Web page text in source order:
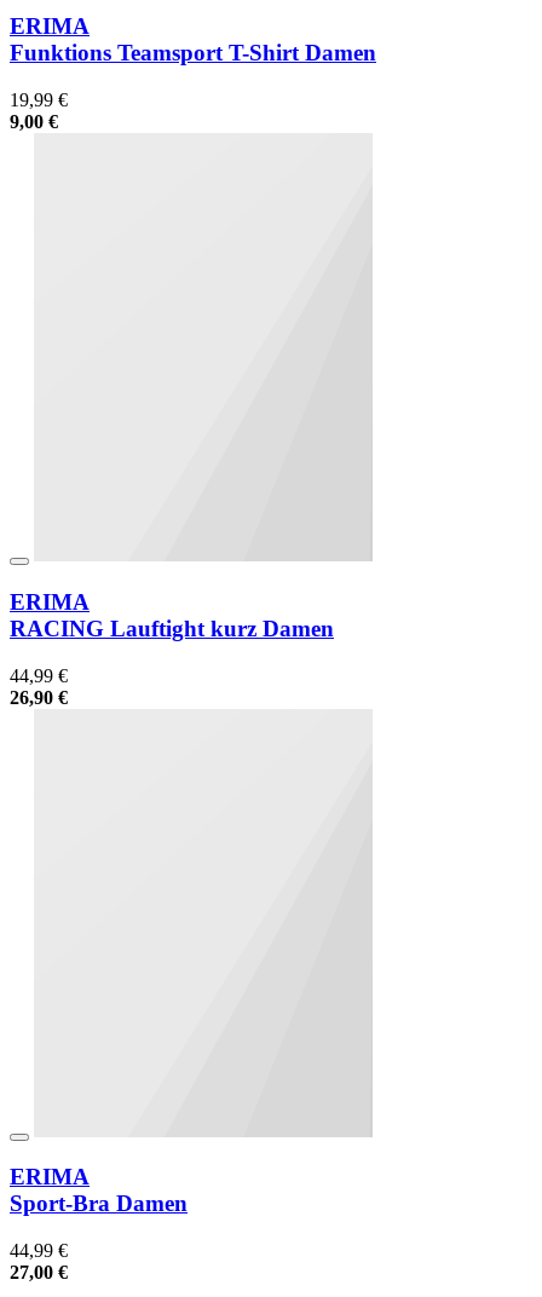
ERIMA
Funktions Teamsport T-Shirt Damen
19,99 €
9,00 €
ERIMA
RACING Lauftight kurz Damen
44,99 €
26,90 €
ERIMA
Sport-Bra Damen
44,99 €
27,00 €